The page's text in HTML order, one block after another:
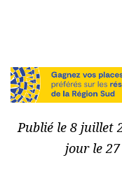
Publié le 8 juillet
jour le